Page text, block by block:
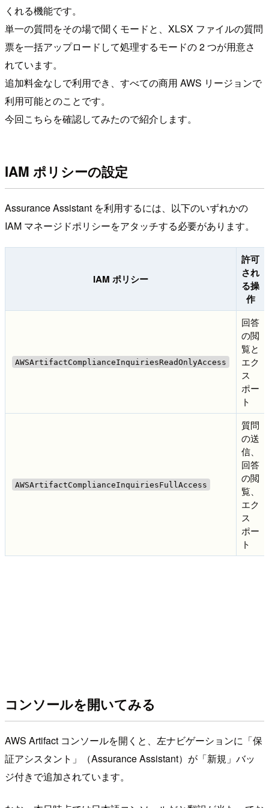
くれる機能です。
単一の質問をその場で聞くモードと、XLSX ファイルの質問
票を一括アップロードして処理するモードの 2 つが用意さ
れています。
追加料金なしで利用でき、すべての商用 AWS リージョンで
利用可能とのことです。
今回こちらを確認してみたので紹介します。
IAM ポリシーの設定
Assurance Assistant を利用するには、以下のいずれかの
IAM マネージドポリシーをアタッチする必要があります。
IAM ポリシー
許可
され
る操
作
AWSArtifactComplianceInquiriesReadOnlyAccess
回答
の閲
覧と
エク
ス
ポー
ト
AWSArtifactComplianceInquiriesFullAccess
質問
の送
信、
回答
の閲
覧、
エク
ス
ポー
ト
コンソールを開いてみる
AWS Artifact コンソールを開くと、左ナビゲーションに「保
証アシスタント」（Assurance Assistant）が「新規」バッ
ジ付きで追加されています。